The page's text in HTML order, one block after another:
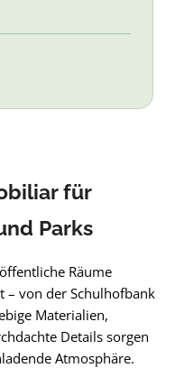
für
Parks
Räume
– von der Schulhofbank
Materialien,
Details sorgen
Atmosphäre.